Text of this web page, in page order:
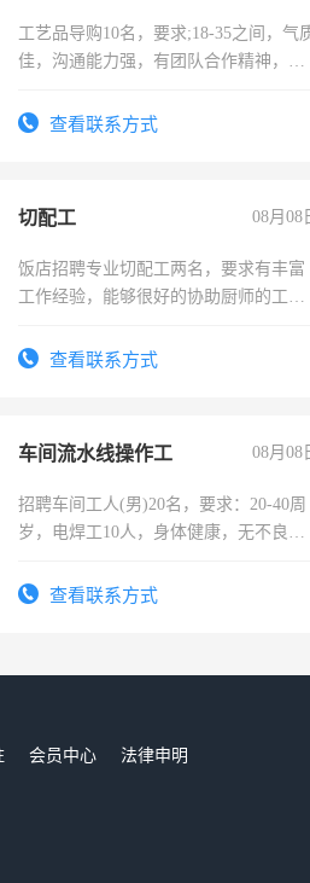
工艺品导购10名，要求;18-35之间，气
佳，沟通能力强，有团队合作精神，有
查看联系方式
切配工 08月08
饭店招聘专业切配工两名，要求有丰富
工作经验，能够很好的协助厨师的工
4500。查看联系方式
车间流水线操作工 08月08
招聘车间工人(男)20名，要求：20-40周
岁，电焊工10人，身体健康，无不良嗜
宿，免费发放劳保用品，两班倒，每月
查看联系方式
会员中心
法律申明